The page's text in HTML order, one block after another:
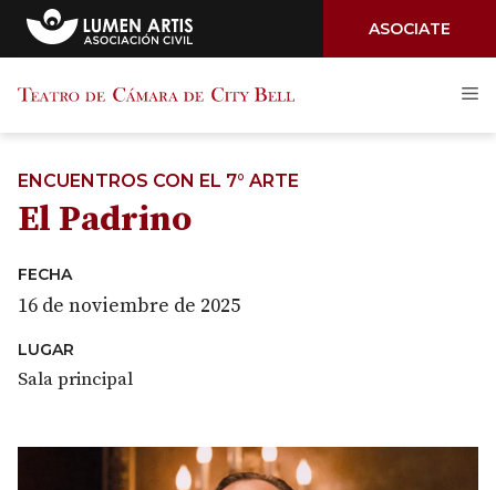
ASOCIATE
contenido
ENCUENTROS CON EL 7° ARTE
El Padrino
FECHA
16 de noviembre de 2025
LUGAR
Sala principal